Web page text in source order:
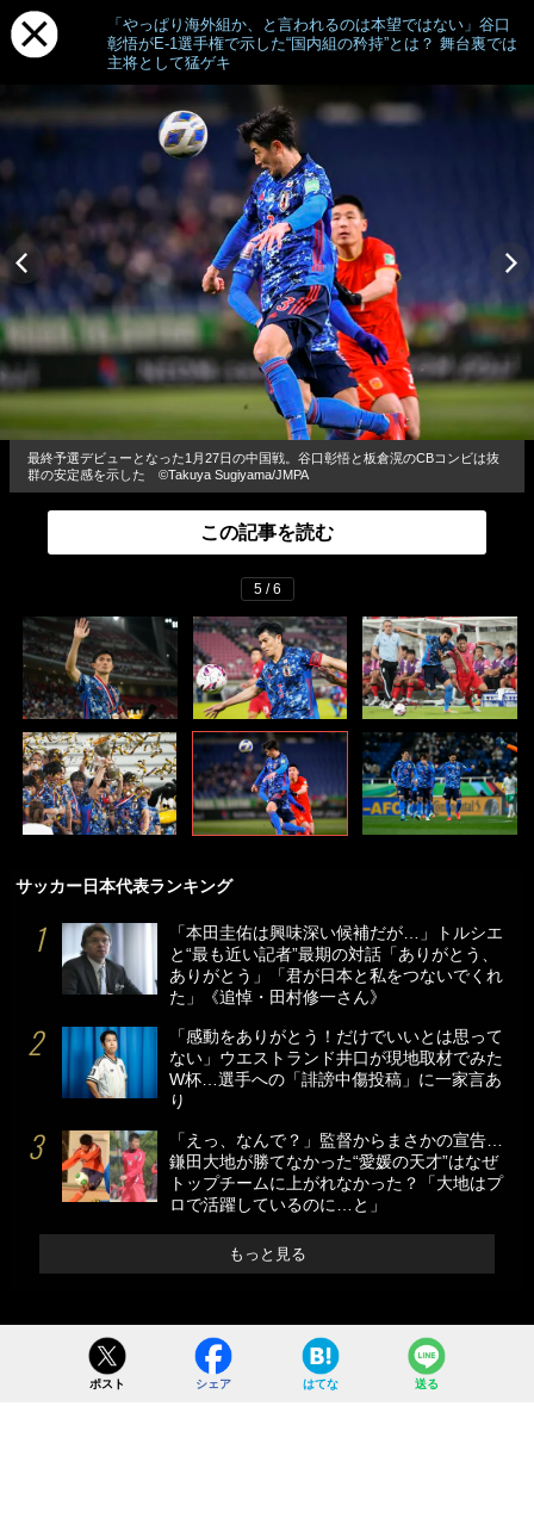
「やっぱり海外組か、と言われるのは本望ではない」谷口
彰悟がE-1選手権で示した“国内組の矜持”とは？ 舞台裏では
主将として猛ゲキ
最終予選デビューとなった1月27日の中国戦。谷口彰悟と板倉滉のCBコンビは抜
群の安定感を示した ©Takuya Sugiyama/JMPA
この記事を読む
5 / 6
サッカー日本代表ランキング
「本田圭佑は興味深い候補だが…」トルシエ
と“最も近い記者”最期の対話「ありがとう、
ありがとう」「君が日本と私をつないでくれ
た」《追悼・田村修一さん》
「感動をありがとう！だけでいいとは思って
ない」ウエストランド井口が現地取材でみた
W杯…選手への「誹謗中傷投稿」に一家言あ
り
「えっ、なんで？」監督からまさかの宣告…
鎌田大地が勝てなかった“愛媛の天才”はなぜ
トップチームに上がれなかった？「大地はプ
ロで活躍しているのに…と」
もっと見る
ポスト シェア はてな 送る